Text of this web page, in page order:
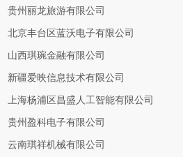
贵州丽龙旅游有限公司
北京丰台区蓝沃电子有限公司
山西琪琬金融有限公司
新疆爱映信息技术有限公司
上海杨浦区昌盛人工智能有限公司
贵州盈科电子有限公司
云南琪祥机械有限公司